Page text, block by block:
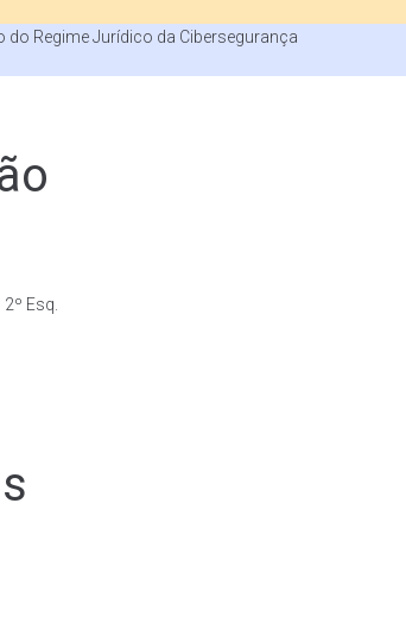
do Regime Jurídico da Cibersegurança
Esq.